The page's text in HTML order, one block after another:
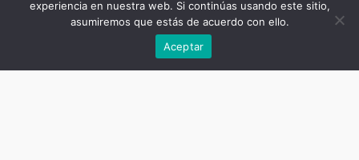
experiencia en nuestra web. Si continúas usando este sitio,
asumiremos que estás de acuerdo con ello.
Aceptar